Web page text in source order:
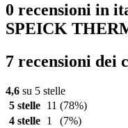
0 recensioni in
SPEICK
7 recensioni dei
4,6 su 5 stelle
5 stelle
11 (78%)
4 stelle
1
(7%)